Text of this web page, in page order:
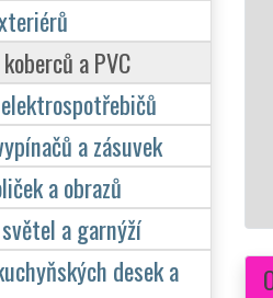
a PVC
a zásuvek
a obrazů
a garnýží
desek a